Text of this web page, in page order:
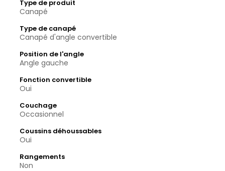
Type de produit
Canapé
Type de canapé
Canapé d'angle convertible
Position de l'angle
Angle gauche
Fonction convertible
Oui
Couchage
Occasionnel
Coussins déhoussables
Oui
Rangements
Non